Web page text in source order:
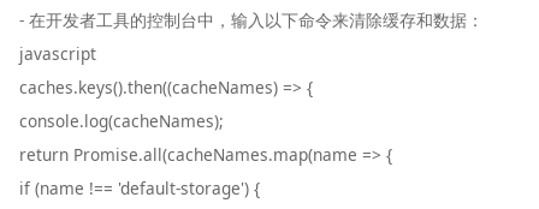
- 在开发者工具的控制台中，输入以下命令来清除缓存和数据：
javascript
caches.keys().then((cacheNames) => {
console.log(cacheNames);
return Promise.all(cacheNames.map(name => {
if (name !== 'default-storage') {